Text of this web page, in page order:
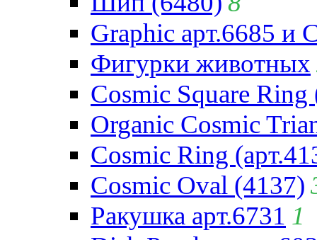
Graphic арт.6685 и
Фигурки животных
Cosmic Square Ring
Organic Cosmic
Cosmic Ring
Cosmic Oval (4137)
Ракушка арт.6731 1